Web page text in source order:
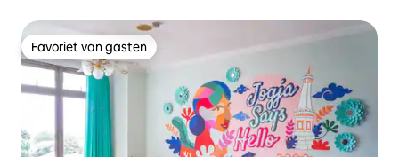
Favoriet van gasten
Favoriet van gasten